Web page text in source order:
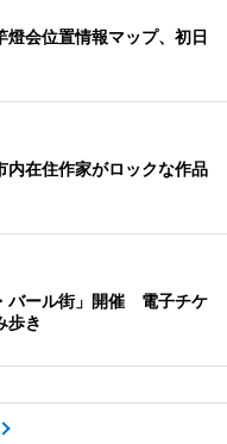
燈会位置情報マップ、初日
在住作家がロックな作品
バール街」開催 電子チケ
歩き